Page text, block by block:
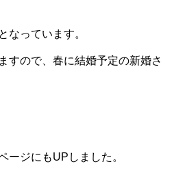
なっています。
すので、春に結婚予定の新婚さ
ージにもUPしました。